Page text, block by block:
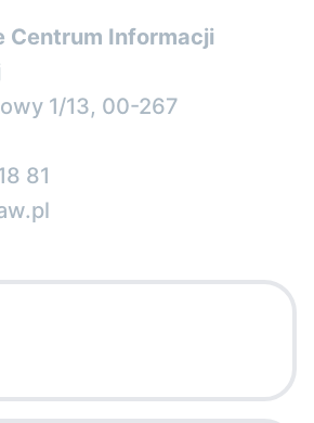
Centrum Informacji
1/13, 00-267
81